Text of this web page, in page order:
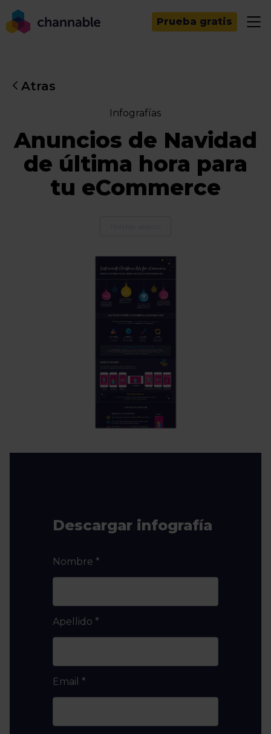
Prueba gratis
Atras
Infografías
Anuncios de Navidad
de última hora para
tu eCommerce
Descargar infografía
Nombre *
Apellido *
Email *